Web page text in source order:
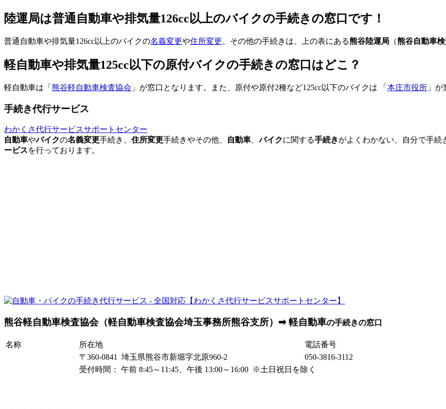
陸運局は普通自動車や排気量126cc以上のバイクの手続きの窓口です！
普通自動車や排気量126cc以上のバイクの名義変更や住所変更 、その他の手続きは、上の表にある熊谷陸運局 （熊谷自動車
軽自動車や排気量125cc以下の原付バイクの手続きの窓口はどこ？
軽自動車は「 熊谷軽自動車検査協会 」が窓口となります。また、原付や原付2種など125cc以下のバイクは 「 本庄市役所 」が
手続き代行サービス
わかくさ代行サービスサポートセンター
自動車やバイクの名義変更手続き、 住所変更手続きやその他、 自動車 、バイクに関する手続きがよくわかない、自分で手
ービスを行っております。
熊谷軽自動車検査協会（軽自動車検査協会埼玉事務所熊谷支所）➡ 軽自動車の手続きの窓口
名称 所在地 電話番号
〒360-0841 埼玉県熊谷市新堀字北原960-2
050-3816-3112
受付時間： 午前 8:45～11:45、午後 13:00～16:00 ※土日祝日を除く